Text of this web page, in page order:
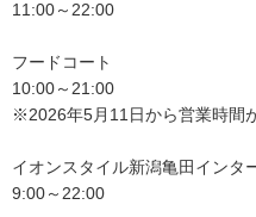
11:00～22:00
フードコート
10:00～21:00
※2026年5月11日から営業時間
イオンスタイル新潟亀田インタ
9:00～22:00